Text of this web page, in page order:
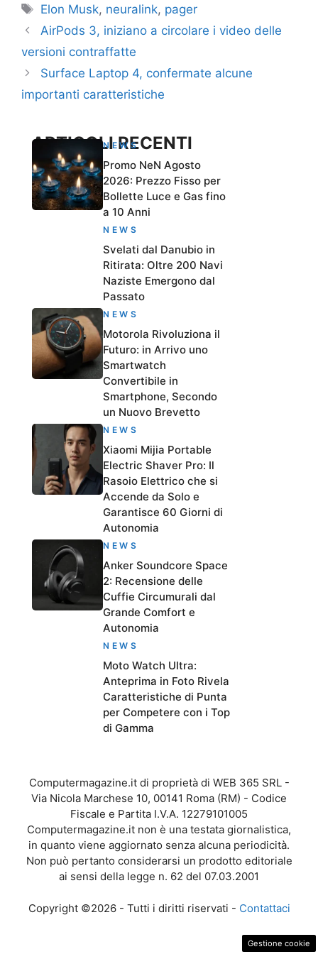
Tag
Elon Musk, neuralink, pager
AirPods 3, iniziano a circolare i video delle
versioni contraffatte
Surface Laptop 4, confermate alcune
importanti caratteristiche
ARTICOLI RECENTI
NEWS
Promo NeN Agosto
2026: Prezzo Fisso per
Bollette Luce e Gas fino
a 10 Anni
NEWS
Svelati dal Danubio in
Ritirata: Oltre 200 Navi
Naziste Emergono dal
Passato
NEWS
Motorola Rivoluziona il
Futuro: in Arrivo uno
Smartwatch
Convertibile in
Smartphone, Secondo
un Nuovo Brevetto
NEWS
Xiaomi Mijia Portable
Electric Shaver Pro: Il
Rasoio Elettrico che si
Accende da Solo e
Garantisce 60 Giorni di
Autonomia
NEWS
Anker Soundcore Space
2: Recensione delle
Cuffie Circumurali dal
Grande Comfort e
Autonomia
NEWS
Moto Watch Ultra:
Anteprima in Foto Rivela
Caratteristiche di Punta
per Competere con i Top
di Gamma
Computermagazine.it di proprietà di WEB 365 SRL -
Via Nicola Marchese 10, 00141 Roma (RM) - Codice
Fiscale e Partita I.V.A. 12279101005
Computermagazine.it non è una testata giornalistica,
in quanto viene aggiornato senza alcuna periodicità.
Non può pertanto considerarsi un prodotto editoriale
ai sensi della legge n. 62 del 07.03.2001
Copyright ©2026 - Tutti i diritti riservati - Contattaci
Gestione cookie